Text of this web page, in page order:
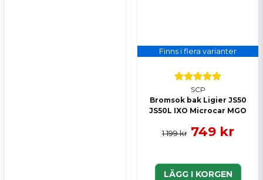
Finns i flera varianter
SCP
Bromsok bak Ligier JS50
JS50L IXO Microcar MGO
1 199 kr 749 kr
LÄGG I KORGEN